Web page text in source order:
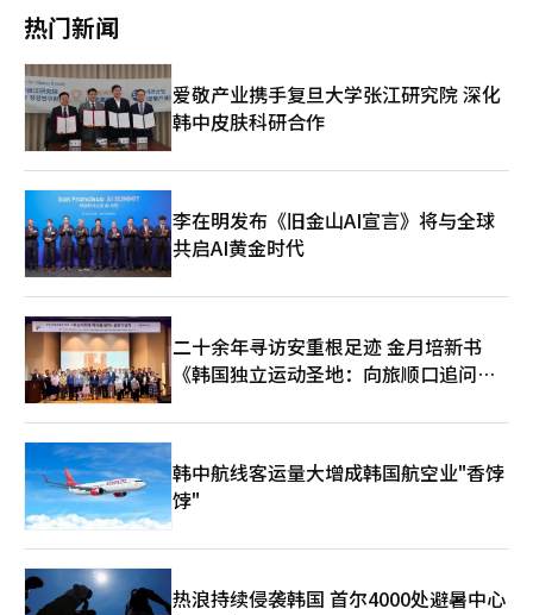
元。 本次会议取得多项建设性成果。与会专家就强化产学研协同
化产业协作模式、构建基于企业中长期战略的联合研发体系等，上
述建议将为后续政策制定提供重要参考。 吴承哲强调："此次会议
开创了产业与能源研发决策的新范式，首次实现产学研专家的深度
共商。在全球经济不确定性加剧的背景下，技术创新已成为突破发
展瓶颈的核心路径。"他表示，产业通商资源部将持续优化“精准
投资”机制，通过强化调研、完善政策供给，着力打造产学研高效
协同的创新生态系统，为韩国产业竞争力提升注入动能。
竞争力的中小风险企业实现跨越式发展。 为加强对人工智能
（AI）、生物技术等关键战略领域的研发支持，政府将引入“特色
运营公司”机制。该机制将筛选在相关领域具备卓越业绩及R&D支
持能力的运营机构，并予以重点扶持与评估，通过激励体系提供实
质性资源，助力企业优化战略布局并实现规模化发展。 此前，企
业在获得运营机构先行投资后需在R&D与股权投资中择一申请的模
式，而今年进一步强化了两类支持方式的联动性，以提升整体扶持
效果。具体来看，企业将优先获得R&D资金支持，随后根据其成长
表现，可进一步获得股权投资，从而有效缓解研发项目推进过程中
急剧增长的资金需求。 过去三年间，纵向扩展支持计划已累计向
379家企业投入超过1.5万亿韩元资金，在促进企业技术创新与市场
拓展方面取得显著成效。中小风险企业部技术革新政策官朴容淳
（音）表示：“此次计划通过优化投资模式，建立与成果联动的支
持模式，强化中小企业的技术研发能力与市场竞争力，使其成为推
动国家经济增长的核心动力。”
热门新闻
爱敬产业携手复旦大学张江研究院 深化
韩中皮肤科研合作
李在明发布《旧金山AI宣言》将与全球
共启AI黄金时代
二十余年寻访安重根足迹 金月培新书
《韩国独立运动圣地：向旅顺口追问历
韩中航线客运量大增成韩国航空业"香饽
饽"
热浪持续侵袭韩国 首尔4000处避暑中心